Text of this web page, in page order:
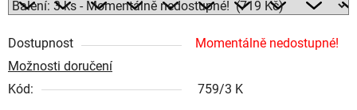
Dostupnost
Momentálně nedostupné!
Možnosti doručení
Kód:
759/3 K